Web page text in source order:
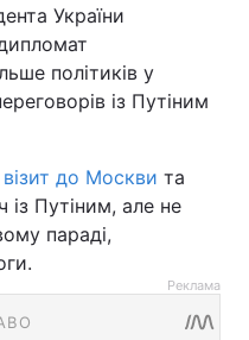
України
політиків у
із Путіним
до Москви та
із Путіним, але не
параді,
Реклама